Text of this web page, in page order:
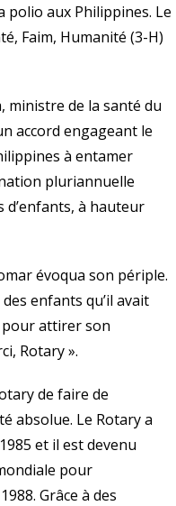
polio aux Philippines. Le
Faim, Humanité (3-H)
ministre de la santé du
accord engageant le
à entamer
pluriannuelle
d’enfants, à hauteur
évoqua son périple.
enfants qu’il avait
pour attirer son
Rotary ».
de faire de
absolue. Le Rotary a
et il est devenu
pour
Grâce à des